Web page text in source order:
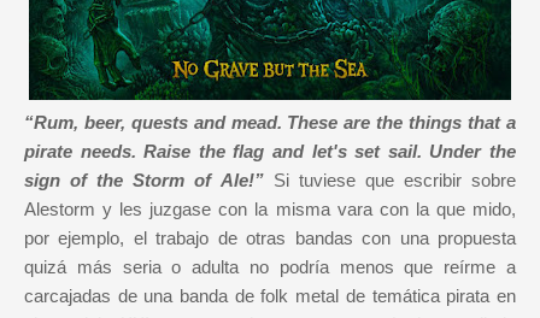
“Rum, beer, quests and mead. These are the things that a
pirate needs. Raise the flag and let's set sail. Under the
sign of the Storm of Ale!” Si tuviese que escribir sobre
Alestorm y les juzgase con la misma vara con la que mido,
por ejemplo, el trabajo de otras bandas con una propuesta
quizá más seria o adulta no podría menos que reírme a
carcajadas de una banda de folk metal de temática pirata en